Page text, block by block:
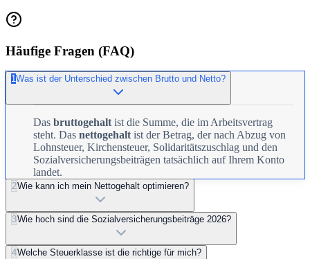
Häufige Fragen (FAQ)
1Was ist der Unterschied zwischen Brutto und Netto?
Das bruttogehalt ist die Summe, die im Arbeitsvertrag
steht. Das nettogehalt ist der Betrag, der nach Abzug von
Lohnsteuer, Kirchensteuer, Solidaritätszuschlag und den
Sozialversicherungsbeiträgen tatsächlich auf Ihrem Konto
landet.
2Wie kann ich mein Nettogehalt optimieren?
3Wie hoch sind die Sozialversicherungsbeiträge 2026?
4Welche Steuerklasse ist die richtige für mich?